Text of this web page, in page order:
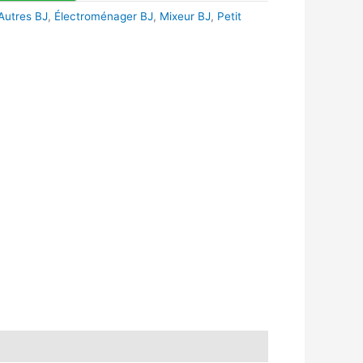
BJ, Électroménager BJ, Mixeur BJ, Petit